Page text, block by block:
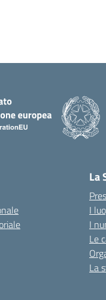
La
I
I
Le
La